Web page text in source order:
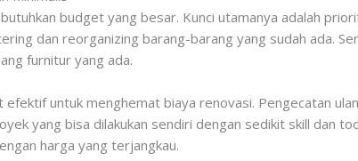
budget yang besar. Kunci utamanya adalah
dan reorganizing barang-barang yang sudah ada.
furnitur yang ada.
untuk menghemat biaya renovasi. Pengecatan
yang bisa dilakukan sendiri dengan sedikit skill dan
harga yang terjangkau.